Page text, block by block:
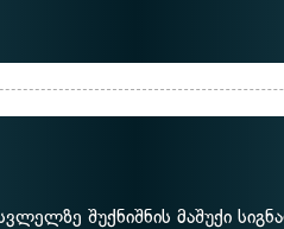
შუქნიშნის მაშუქი